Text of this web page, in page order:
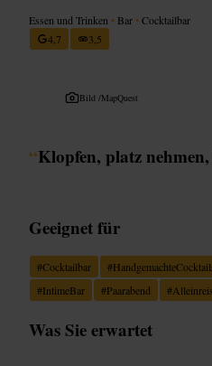
Essen und Trinken • Bar •Cocktailbar
4,7
3,5
Bild /MapQuest
“Klopfen, platz
Geeignet für
#Cocktailbar #
#IntimeBar #Paarabend #
Was Sie erwartet